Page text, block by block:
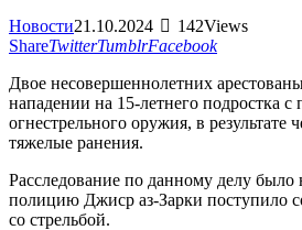
Новости21.10.2024 142Views
ShareTwitterTumblrFacebook
Двое несовершеннолетних
нападении на 15-летнего подростка
огнестрельного оружия, в результате
тяжелые ранения.
Расследование по данному делу было
полицию Джиср аз-Зарки поступило
со стрельбой.